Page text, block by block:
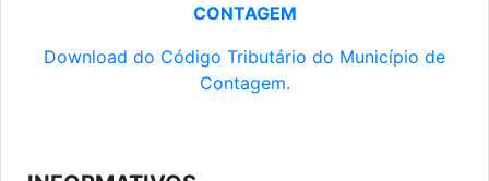
CONTAGEM
Download do Código Tributário do Município de
Contagem.